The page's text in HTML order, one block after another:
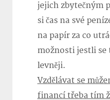
jejich zbytečným
si čas na své
na papír za co
možnosti jestli se
levněji.
Vzdělávat se
financí třeba tím